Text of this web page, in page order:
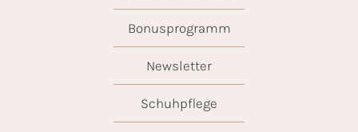
Bonusprogramm
Newsletter
Schuhpflege